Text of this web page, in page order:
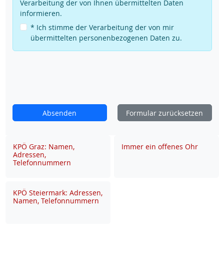
Verarbeitung der von Ihnen übermittelten Daten
informieren.
* Ich stimme der Verarbeitung der von mir
übermittelten personenbezogenen Daten zu.
Absenden Formular zurücksetzen
KPÖ Graz: Namen,
Adressen,
Telefonnummern
Immer ein offenes Ohr
KPÖ Steiermark: Adressen,
Namen, Telefonnummern